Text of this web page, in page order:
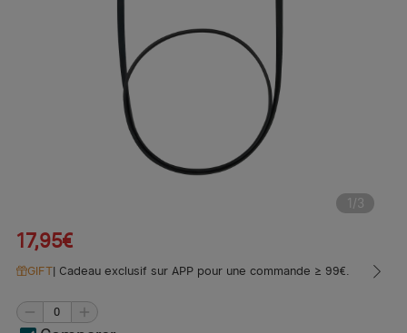
1/ 3
17,95€
GIFT| Cadeau exclusif sur APP pour une commande ≥ 99€.